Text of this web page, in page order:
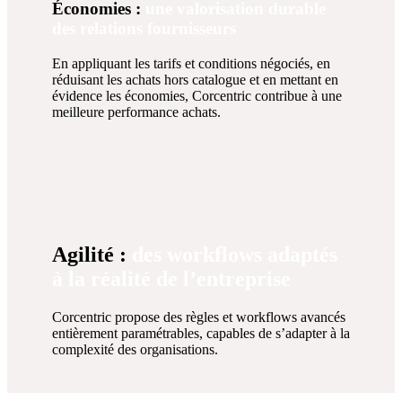
Économies :
En appliquant les tarifs et conditions négociés, en
réduisant les achats hors catalogue et en mettant en
évidence les économies, Corcentric contribue à une
meilleure performance achats.
Agilité :
Corcentric propose des règles et workflows avancés
entièrement paramétrables, capables de s’adapter à la
complexité des organisations.